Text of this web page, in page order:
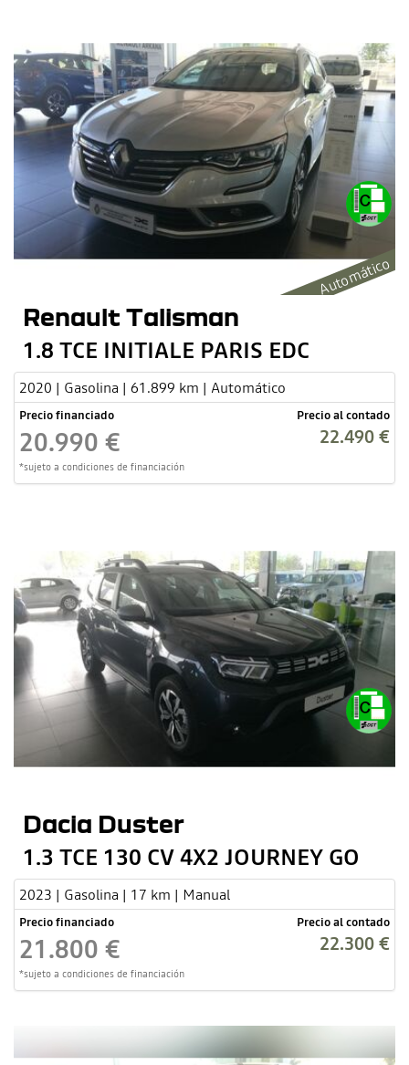
Automático
Renault Talisman
1.8 TCE INITIALE PARIS EDC
2020 | Gasolina | 61.899 km | Automático
Precio financiado
20.990 €
*sujeto a condiciones de financiación
Precio al contado
22.490 €
Dacia Duster
1.3 TCE 130 CV 4X2 JOURNEY GO
2023 | Gasolina | 17 km | Manual
Precio financiado
21.800 €
*sujeto a condiciones de financiación
Precio al contado
22.300 €